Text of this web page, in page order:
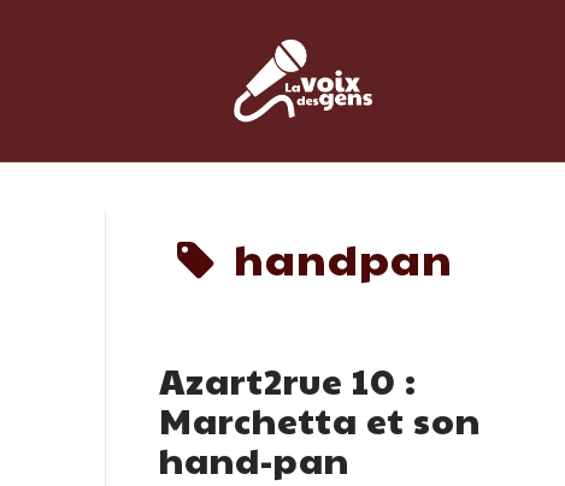
handpan
Azart2rue 10 :
Marchetta et son
hand-pan